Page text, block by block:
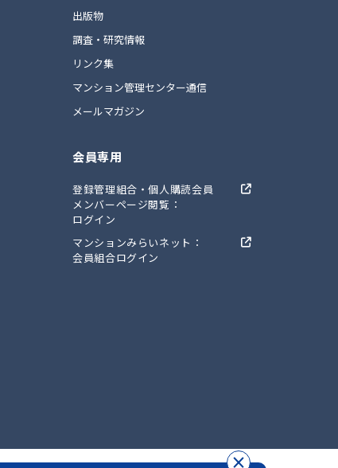
出版物
調査・研究情報
リンク集
マンション管理センター通信
メールマガジン
会員専用
登録管理組合・個人購読会員
メンバーページ閲覧：
ログイン
マンションみらいネット：
会員組合ログイン
×